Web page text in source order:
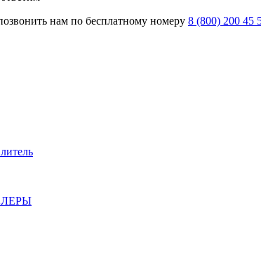
нам по бесплатному номеру 8 (800) 200 45